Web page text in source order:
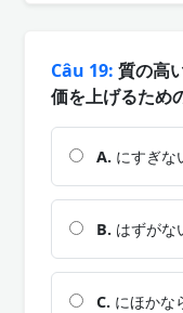
Câu 19: 質の高
価を上げるため
A. にすぎな
B. はずがな
C. にほかな